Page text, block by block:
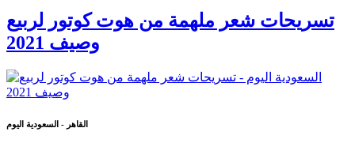
تسريحات شعر ملهمة من هوت كوتور لربيع
وصيف 2021
القاهر - السعودية اليوم